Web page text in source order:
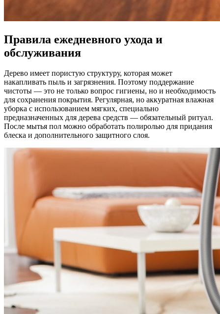
Правила ежедневного ухода и
обслуживания
Дерево имеет пористую структуру, которая может
накапливать пыль и загрязнения. Поэтому поддержание
чистоты — это не только вопрос гигиены, но и необходимость
для сохранения покрытия. Регулярная, но аккуратная влажная
уборка с использованием мягких, специально
предназначенных для дерева средств — обязательный ритуал.
После мытья пол можно обработать полиролью для придания
блеска и дополнительного защитного слоя.